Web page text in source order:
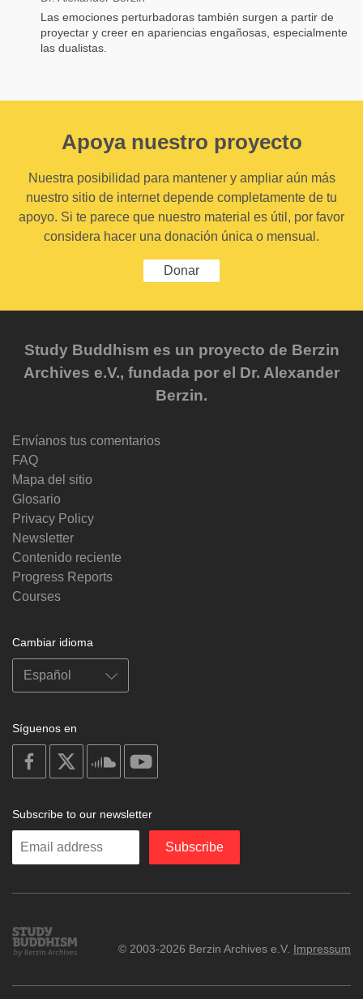
Las emociones perturbadoras también surgen a partir de
proyectar y creer en apariencias engañosas, especialmente
las dualistas.
Apoya nuestro proyecto
Nuestra posibilidad para mantener y ampliar aún más
nuestro sitio de internet depende completamente de tu
apoyo. Si te parece que nuestro material es útil, por favor
considera hacer una donación única o mensual.
Donar
Study Buddhism es un proyecto de Berzin
Archives e.V., fundada por el Dr. Alexander
Berzin.
Envíanos tus comentarios
FAQ
Mapa del sitio
Glosario
Privacy Policy
Newsletter
Contenido reciente
Progress Reports
Courses
Cambiar idioma
Síguenos en
on
facebook
soundcloud
Subscribe to our newsletter
Enter
Subscribe
Study
Buddhism
© 2003-2026 Berzin Archives e.V. Impressum